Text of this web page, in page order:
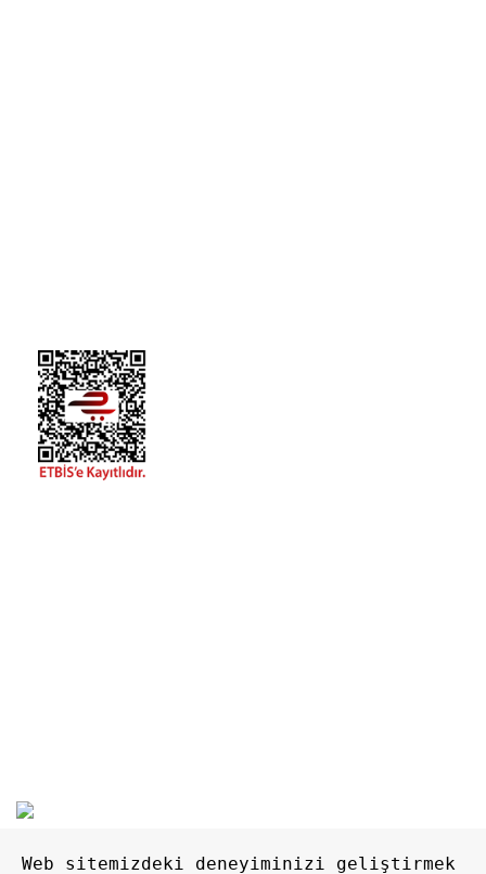
Web sitemizdeki deneyiminizi geliştirmek